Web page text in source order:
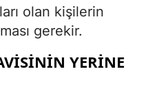
olan kişilerin
gerekir.
YERINE